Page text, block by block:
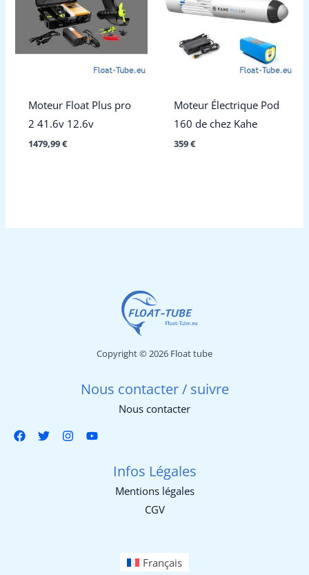
Moteur Float Plus pro
2 41.6v 12.6v
1479,99€
Moteur Électrique Pod
160 de chez Kahe
359€
Copyright © 2026 Float tube
Nous contacter / suivre
Nous contacter
Infos Légales
Mentions légales
CGV
Français